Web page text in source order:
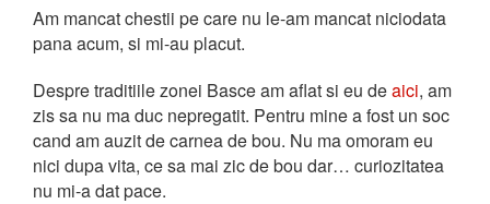
Am mancat chestii pe care nu le-am mancat niciodata
pana acum, si mi-au placut.
Despre traditiile zonei Basce am aflat si eu deaici, am
zis sa nu ma duc nepregatit. Pentru mine a fost un soc
cand am auzit de carnea de bou. Nu ma omoram eu
nici dupa vita, ce sa mai zic de bou dar… curiozitatea
nu mi-a dat pace.